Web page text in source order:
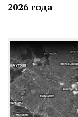
2026 года